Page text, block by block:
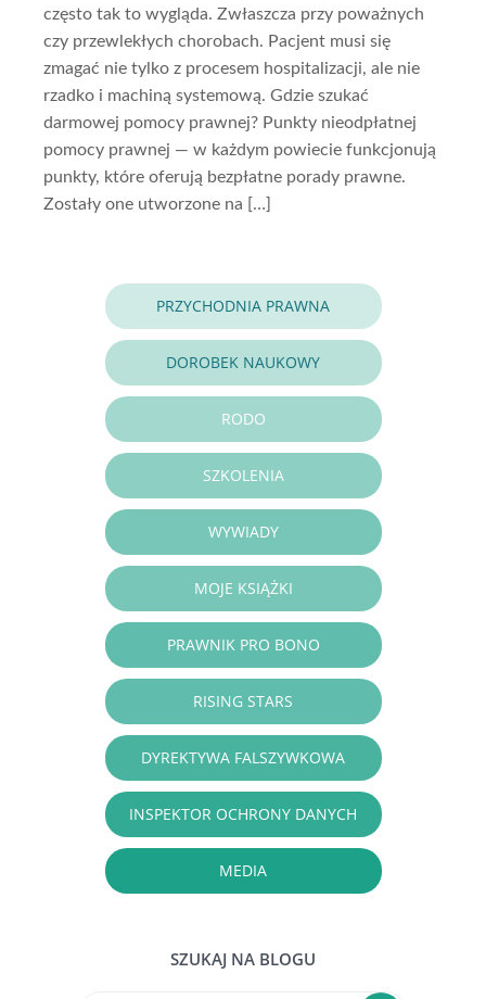
często tak to wygląda. Zwłaszcza przy poważnych
czy przewlekłych chorobach. Pacjent musi się
zmagać nie tylko z procesem hospitalizacji, ale nie
rzadko i machiną systemową. Gdzie szukać
darmowej pomocy prawnej? Punkty nieodpłatnej
pomocy prawnej — w każdym powiecie funkcjonują
punkty, które oferują bezpłatne porady prawne.
Zostały one utworzone na […]
PRZYCHODNIA PRAWNA
DOROBEK NAUKOWY
RODO
SZKOLENIA
WYWIADY
MOJE KSIĄŻKI
PRAWNIK PRO BONO
RISING STARS
DYREKTYWA FALSZYWKOWA
INSPEKTOR OCHRONY DANYCH
MEDIA
SZUKAJ NA BLOGU